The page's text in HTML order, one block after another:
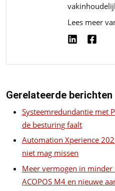
Lees meer
Gerelateerde berichten
Systeemredundantie met
de besturing faalt
Automation Xperience
niet mag missen
Meer vermogen in
ACOPOS M4 en nieuwe